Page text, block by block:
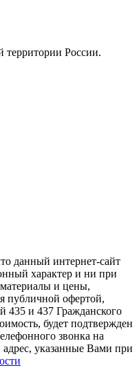
территории России.
данный интернет-сайт
характер и ни при
и цены,
публичной офертой,
435 и 437 Гражданского
будет подтвержден
звонка на
указанные Вами при